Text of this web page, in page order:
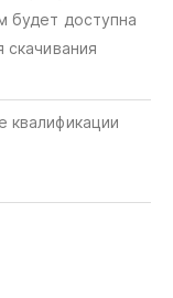
будет доступна
скачивания
квалификации